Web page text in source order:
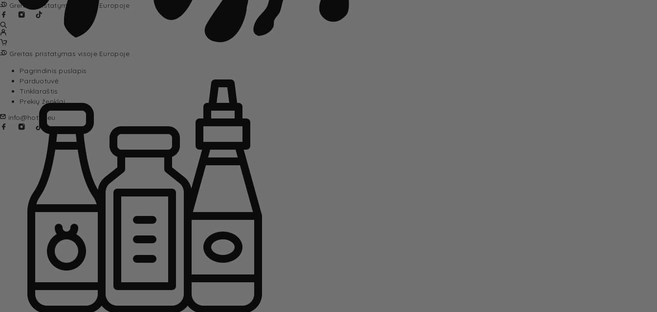
Greitas pristatymas visoje Europoje
Greitas pristatymas visoje Europoje
Pagrindinis puslapis
Parduotuvė
Tinklaraštis
Prekių ženklai
info@hotta.eu